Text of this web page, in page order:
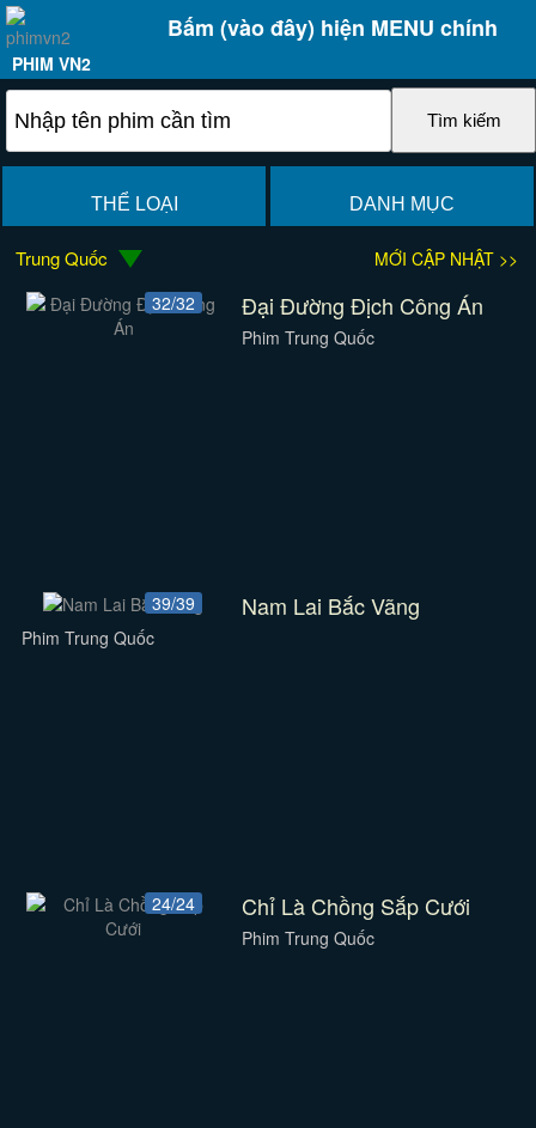
Bấm (vào đây) hiện MENU chính
PHIM VN2
THỂ LOẠI DANH MỤC
Trung Quốc
MỚI CẬP NHẬT >>
32/32
Đại Đường Địch Công Án
Phim Trung Quốc
39/39 Nam Lai Bắc Vãng
Phim Trung Quốc
24/24 Chỉ Là Chồng Sắp Cưới
Phim Trung Quốc